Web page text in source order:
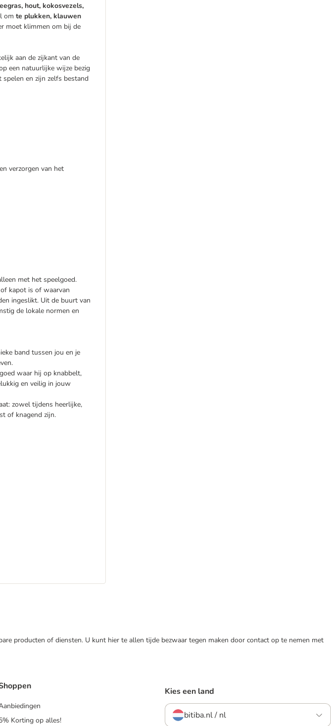
hout, kokosvezels,
om te plukken, klauwen
moet klimmen om bij de
aan de zijkant van de
een natuurlijke wijze bezig
en zijn zelfs bestand
verzorgen van het
met het speelgoed.
kapot is of waarvan
ingeslikt. Uit de buurt van
de lokale normen en
band tussen jou en je
waar hij op knabbelt,
en veilig in jouw
zowel tijdens heerlijke,
of knagend zijn.
producten of diensten. U kunt hier te allen tijde bezwaar tegen maken door contact op te nemen met
Korting op alles!
Kies een land
bitiba.nl / nl